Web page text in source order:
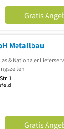
Gratis
Metallbau
& Nationaler
1
Gratis